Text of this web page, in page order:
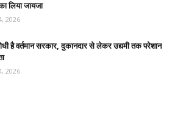
लिया जायजा
2026
है वर्तमान सरकार, दुकानदार से लेकर उद्यमी तक परेशान
2026